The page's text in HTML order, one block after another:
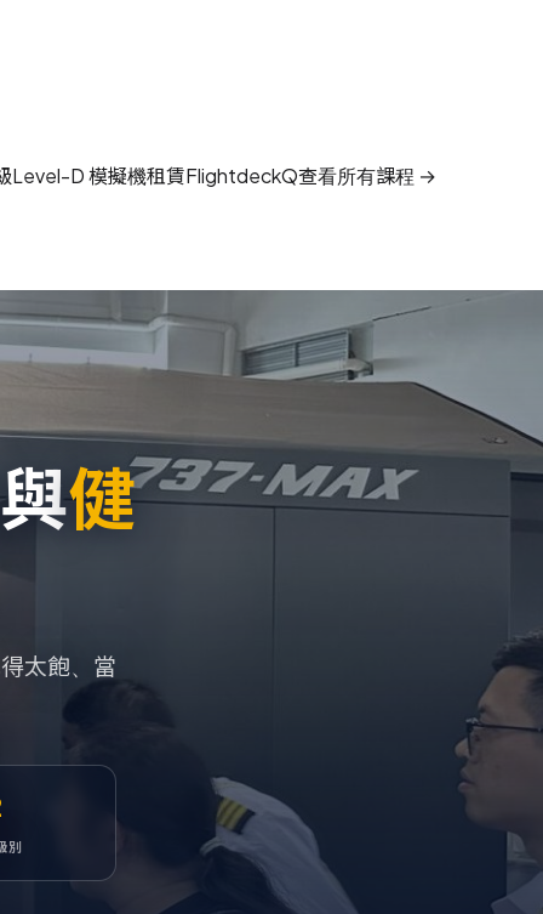
Level-D 模擬機租賃FlightdeckQ查看所有課程 →
健
太飽、當
別